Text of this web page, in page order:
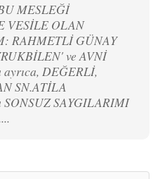
MESLEĞİ
VESİLE OLAN
RAHMETLİ GÜNAY
ve AVNİ
DEĞERLİ,
SN.ATİLA
SAYGILARIMI